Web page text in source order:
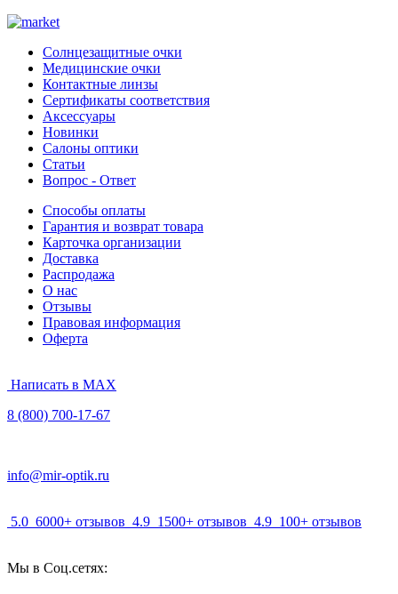
Солнцезащитные очки
Медицинские очки
Контактные линзы
Сертификаты соответствия
Аксессуары
Новинки
Салоны оптики
Статьи
Вопрос - Ответ
Способы оплаты
Гарантия и возврат товара
Карточка организации
Доставка
Распродажа
О нас
Отзывы
Правовая информация
Оферта
Написать в MAX
8 (800) 700-17-67
info@mir-optik.ru
5.0 6000+ отзывов 4.9 1500+ отзывов 4.9 100+ отзывов
Мы в Соц.сетях: